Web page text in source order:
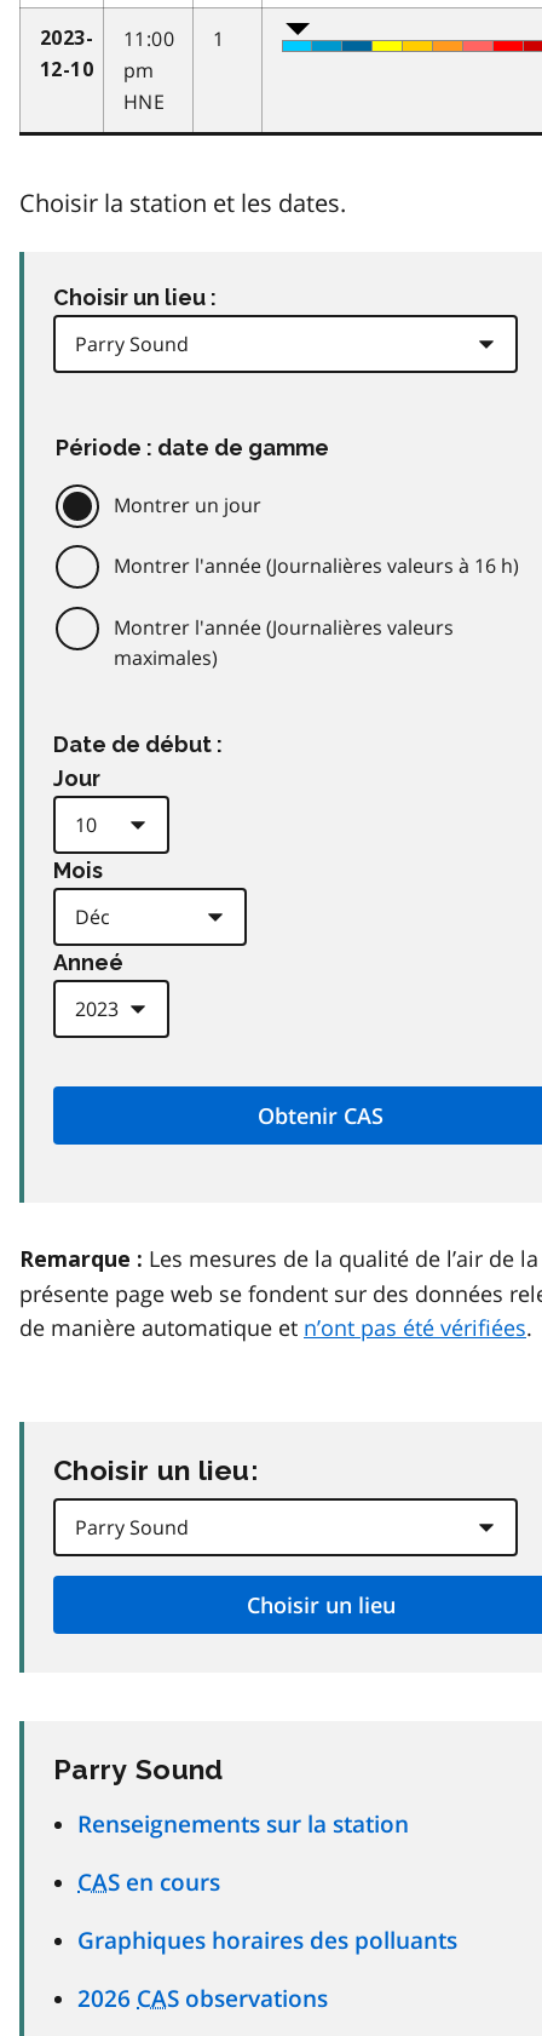
2023-
12-10
11:00
pm
HNE
1
Choisir la station et les dates.
Choisir un lieu :
Période : date de gamme
Montrer un jour
Montrer l'année (Journalières valeurs à 16 h)
Montrer l'année (Journalières valeurs
maximales)
Date de début :
Jour
Mois
Anneé
Remarque : Les mesures de la qualité de l’air de la
présente page web se fondent sur des données
de manière automatique et n’ont pas été vérifiées.
Choisir un lieu:
Parry Sound
Renseignements sur la station
CAS en cours
Graphiques horaires des polluants
2026 CAS observations